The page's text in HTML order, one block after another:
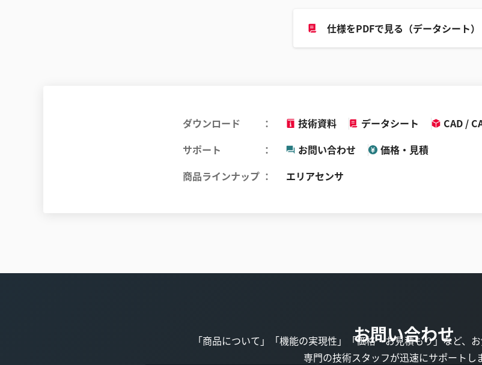
仕様をPDFで見る（データシート）
ダウンロード 技術資料 データシート CAD /
サポート
お問い合わせ
価格・見積
商品ラインナップ
エリアセンサ
お問い合わせ
「商品について」「機能の実現性」「価格・お見積もり」など、
専門の技術スタッフが迅速にサポートし